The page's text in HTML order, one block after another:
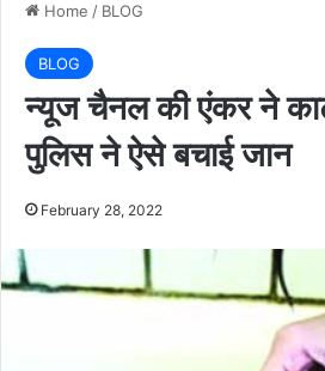
Home / BLOG
BLOG
न्यूज चैनल की एंकर ने
पुलिस ने ऐसे बचाई जान
February 28, 2022